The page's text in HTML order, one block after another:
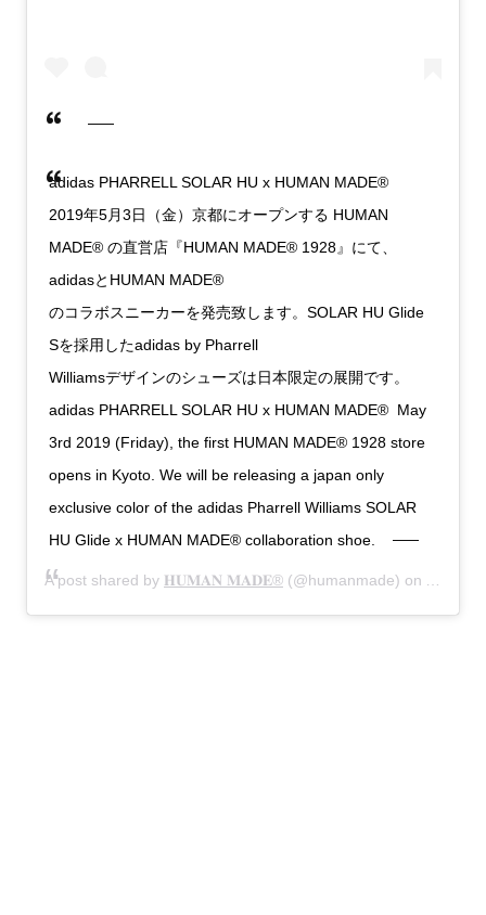
adidas PHARRELL SOLAR HU x HUMAN MADE®
2019年5月3日（金）京都にオープンする HUMAN
MADE®︎ の直営店『HUMAN MADE®︎ 1928』にて、
adidasとHUMAN MADE®
のコラボスニーカーを発売致します。SOLAR HU Glide
Sを採用したadidas by Pharrell
Williamsデザインのシューズは日本限定の展開です。
adidas PHARRELL SOLAR HU x HUMAN MADE® May
3rd 2019 (Friday), the first HUMAN MADE®︎ 1928 store
opens in Kyoto. We will be releasing a japan only
exclusive color of the adidas Pharrell Williams SOLAR
HU Glide x HUMAN MADE® collaboration shoe.
A post shared by 𝐇𝐔𝐌𝐀𝐍 𝐌𝐀𝐃𝐄® (@humanmade) on